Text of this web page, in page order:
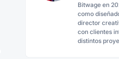
Bitwage en
como
director
con clientes
distintos